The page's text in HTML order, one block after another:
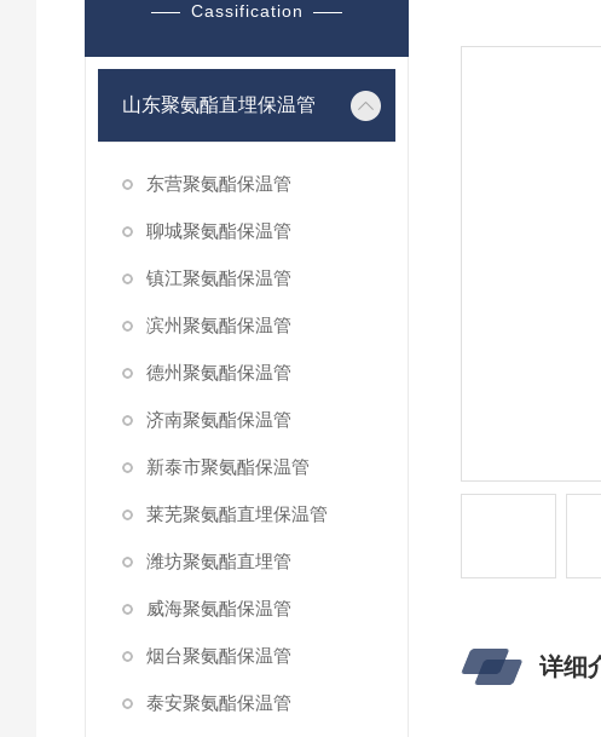
Cassification
山东聚氨酯直埋保温管
东营聚氨酯保温管
聊城聚氨酯保温管
镇江聚氨酯保温管
滨州聚氨酯保温管
德州聚氨酯保温管
济南聚氨酯保温管
新泰市聚氨酯保温管
莱芜聚氨酯直埋保温管
潍坊聚氨酯直埋管
威海聚氨酯保温管
烟台聚氨酯保温管
泰安聚氨酯保温管
详细